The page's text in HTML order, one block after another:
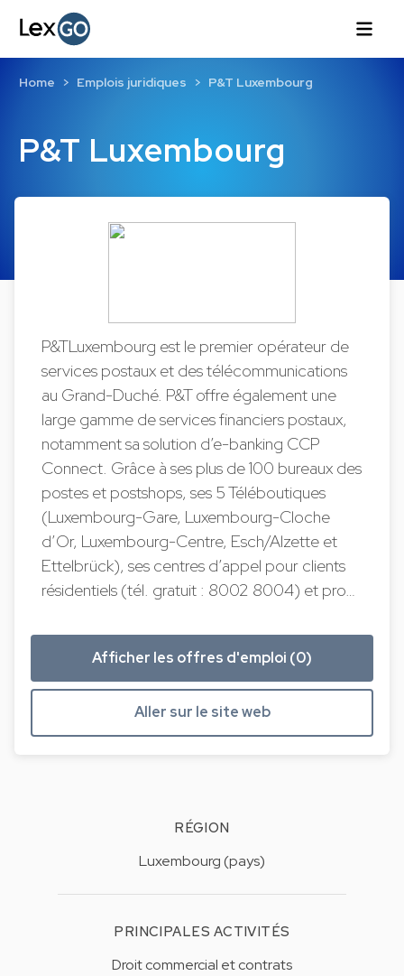
P&T Luxembourg
Home Emplois juridiques P&T Luxembourg
P&TLuxembourg est le premier opérateur de
services postaux et des télécommunications
au Grand-Duché. P&T offre également une
large gamme de services financiers postaux,
notamment sa solution d’e-banking CCP
Connect. Grâce à ses plus de 100 bureaux des
postes et postshops, ses 5 Téléboutiques
(Luxembourg-Gare, Luxembourg-Cloche
d’Or, Luxembourg-Centre, Esch/Alzette et
Ettelbrück), ses centres d’appel pour clients
résidentiels (tél. gratuit : 8002 8004) et pro…
Afficher les offres d'emploi (0)
Aller sur le site web
RÉGION
Luxembourg (pays)
PRINCIPALES ACTIVITÉS
Droit commercial et contrats